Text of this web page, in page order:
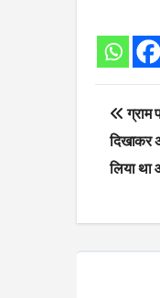
Post
ग्राम
दिखाकर
लिया था